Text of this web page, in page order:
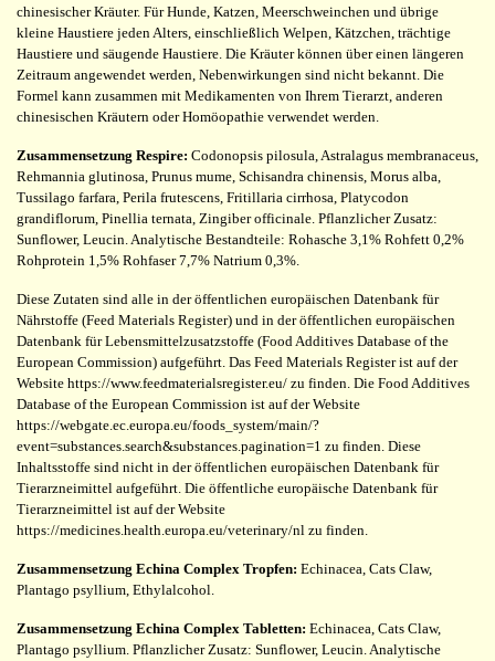
chinesischer Kräuter. Für Hunde, Katzen, Meerschweinchen und übrige
kleine Haustiere jeden Alters, einschließlich Welpen, Kätzchen, trächtige
Haustiere und säugende Haustiere. Die Kräuter können über einen längeren
Zeitraum angewendet werden, Nebenwirkungen sind nicht bekannt. Die
Formel kann zusammen mit Medikamenten von Ihrem Tierarzt, anderen
chinesischen Kräutern oder Homöopathie verwendet werden.
Zusammensetzung Respire: Codonopsis pilosula, Astralagus membranaceus,
Rehmannia glutinosa, Prunus mume, Schisandra chinensis, Morus alba,
Tussilago farfara, Perila frutescens, Fritillaria cirrhosa, Platycodon
grandiflorum, Pinellia ternata, Zingiber officinale. Pflanzlicher Zusatz:
Sunflower, Leucin. Analytische Bestandteile: Rohasche 3,1% Rohfett 0,2%
Rohprotein 1,5% Rohfaser 7,7% Natrium 0,3%.
Diese Zutaten sind alle in der öffentlichen europäischen Datenbank für
Nährstoffe (Feed Materials Register) und in der öffentlichen europäischen
Datenbank für Lebensmittelzusatzstoffe (Food Additives Database of the
European Commission) aufgeführt. Das Feed Materials Register ist auf der
Website https://www.feedmaterialsregister.eu/ zu finden. Die Food Additives
Database of the European Commission ist auf der Website
https://webgate.ec.europa.eu/foods_system/main/?
event=substances.search&substances.pagination=1 zu finden. Diese
Inhaltsstoffe sind nicht in der öffentlichen europäischen Datenbank für
Tierarzneimittel aufgeführt. Die öffentliche europäische Datenbank für
Tierarzneimittel ist auf der Website
https://medicines.health.europa.eu/veterinary/nl zu finden.
Zusammensetzung Echina Complex Tropfen: Echinacea, Cats Claw,
Plantago psyllium, Ethylalcohol.
Zusammensetzung Echina Complex Tabletten: Echinacea, Cats Claw,
Plantago psyllium. Pflanzlicher Zusatz: Sunflower, Leucin. Analytische